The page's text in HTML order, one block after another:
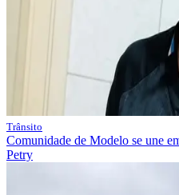
Trânsito
Comunidade de Modelo se une
Petry